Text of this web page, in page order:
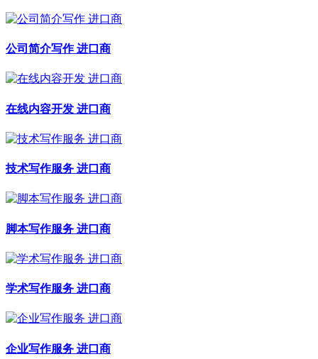
公司简介写作 进口商
在线内容开发 进口商
技术写作服务 进口商
脚本写作服务 进口商
学术写作服务 进口商
企业写作服务 进口商